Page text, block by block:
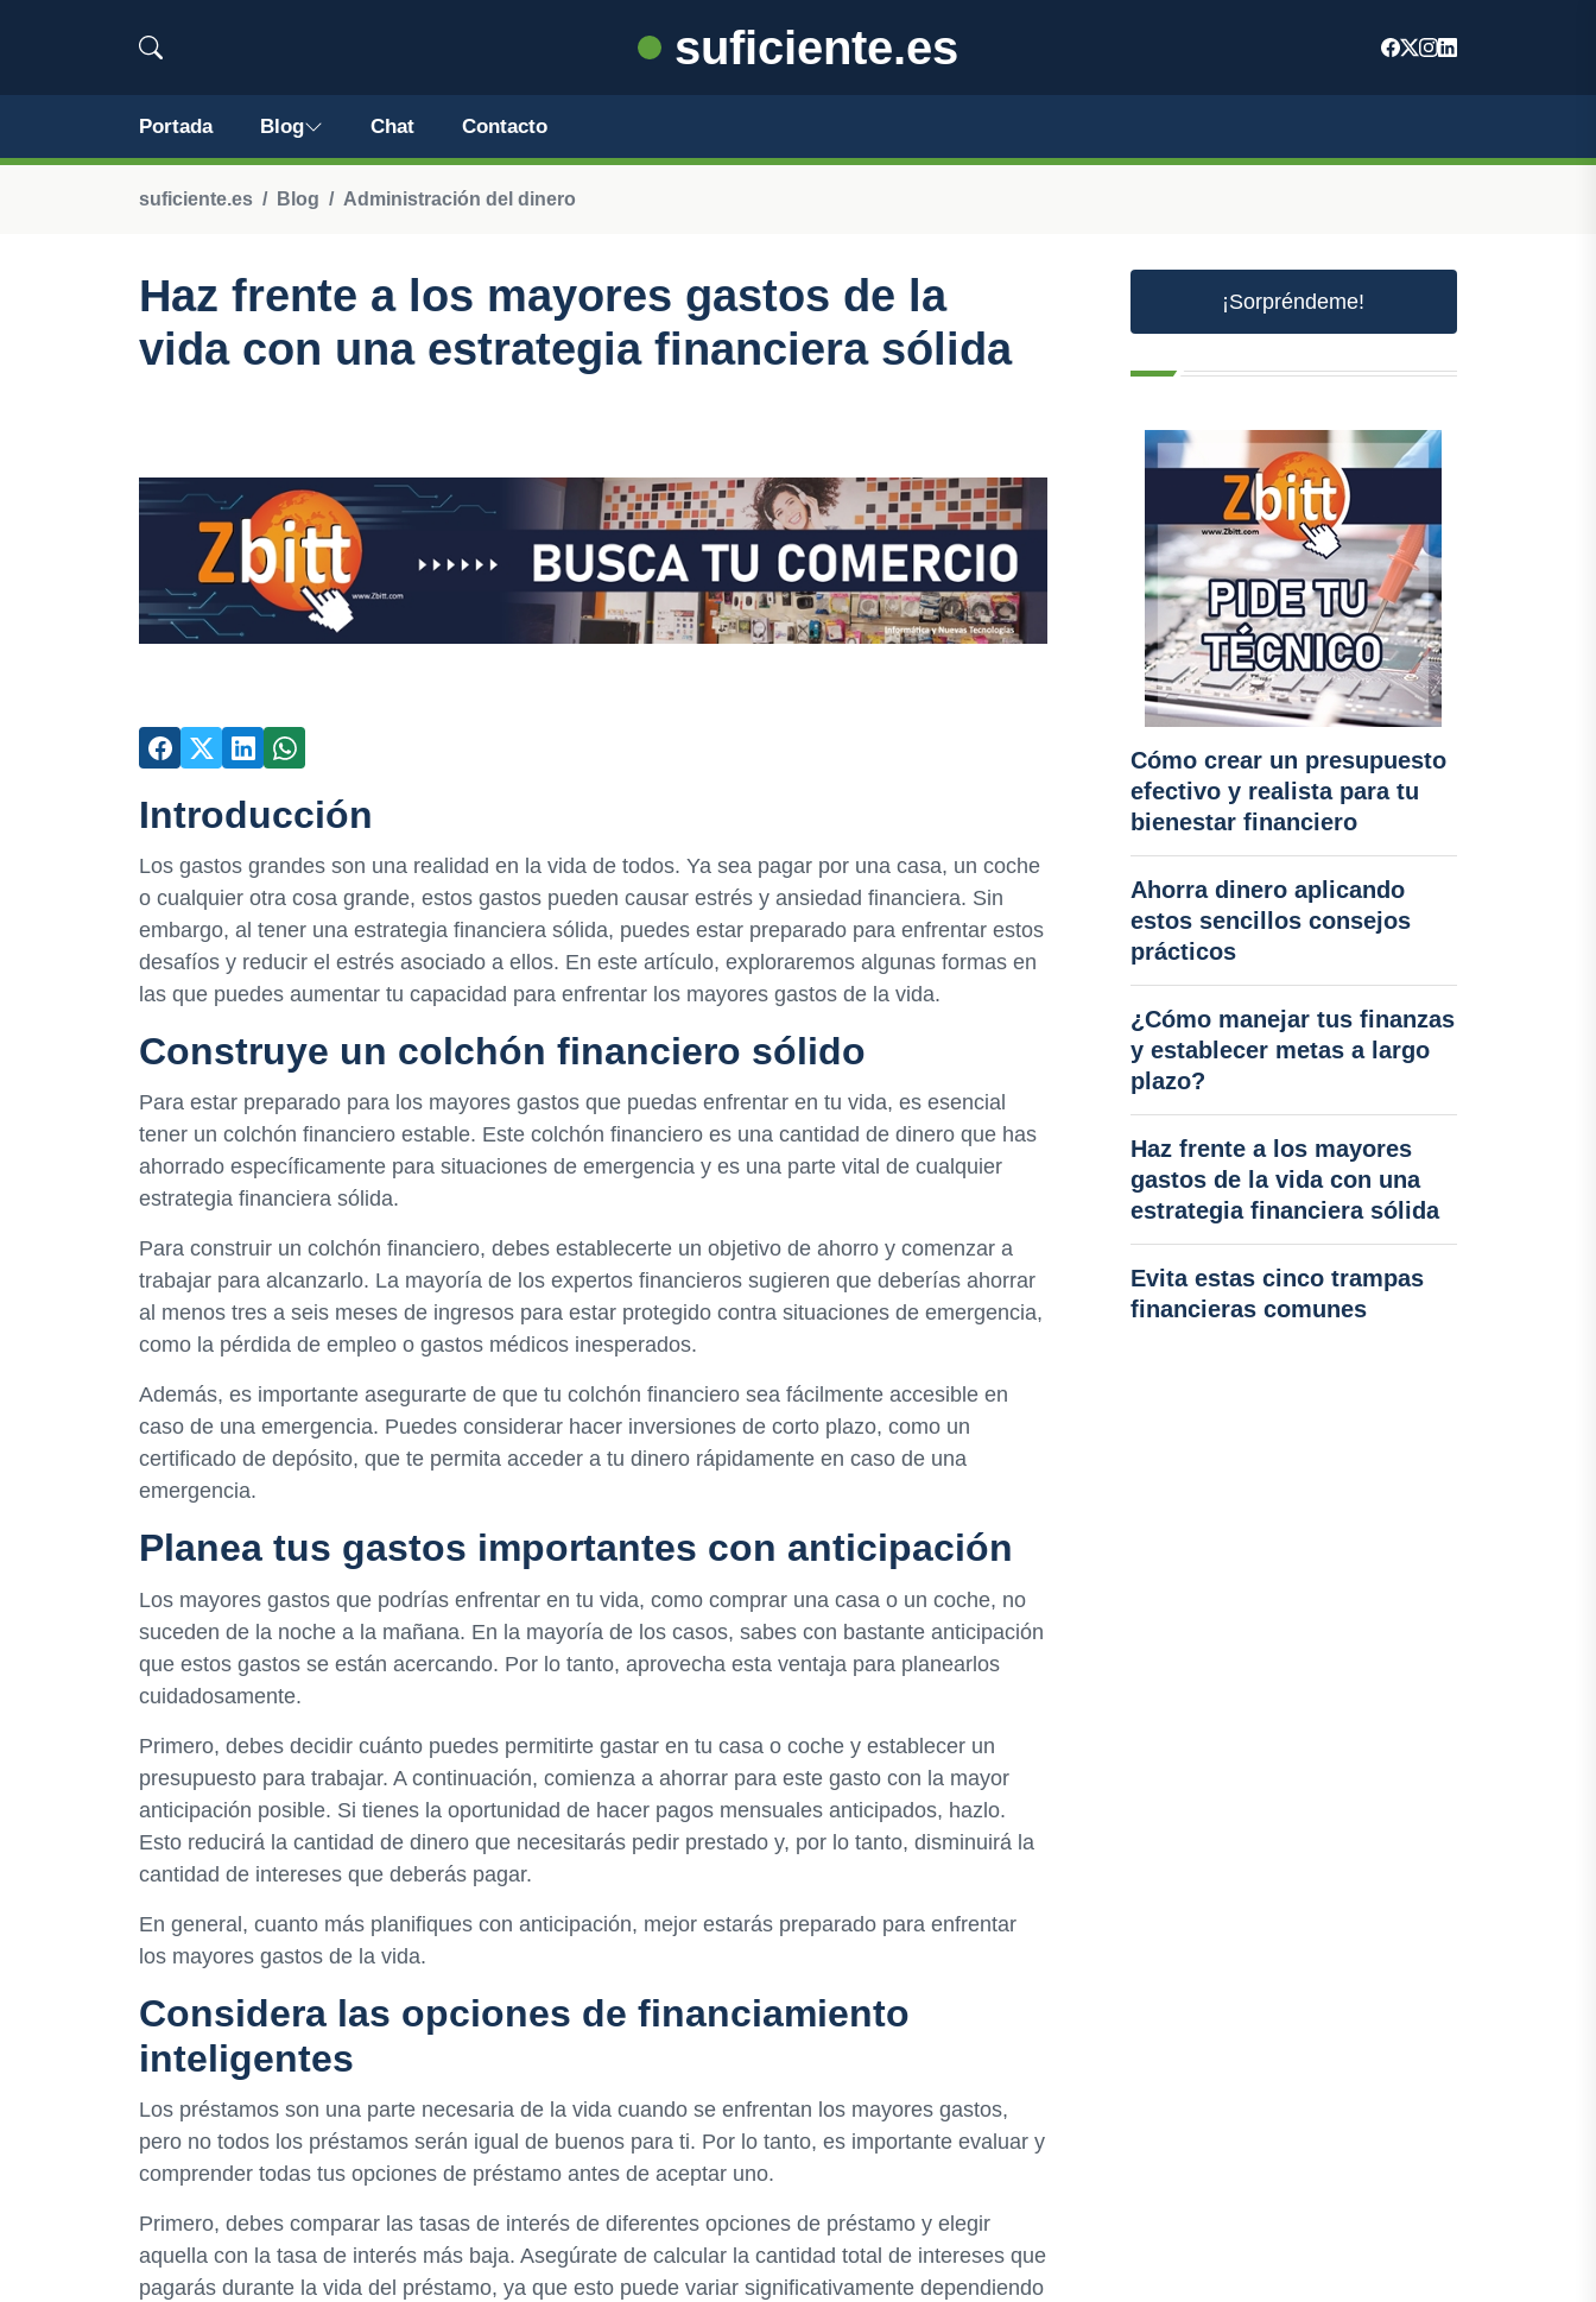
suficiente.es
Portada Blog Chat Contacto
suficiente.es Blog Administración del dinero
Haz frente a los mayores gastos de la
vida con una estrategia financiera sólida
Introducción
Los gastos grandes son una realidad en la vida de todos. Ya sea pagar por una casa, un coche
o cualquier otra cosa grande, estos gastos pueden causar estrés y ansiedad financiera. Sin
embargo, al tener una estrategia financiera sólida, puedes estar preparado para enfrentar estos
desafíos y reducir el estrés asociado a ellos. En este artículo, exploraremos algunas formas en
las que puedes aumentar tu capacidad para enfrentar los mayores gastos de la vida.
Construye un colchón financiero sólido
Para estar preparado para los mayores gastos que puedas enfrentar en tu vida, es esencial
tener un colchón financiero estable. Este colchón financiero es una cantidad de dinero que has
ahorrado específicamente para situaciones de emergencia y es una parte vital de cualquier
estrategia financiera sólida.
Para construir un colchón financiero, debes establecerte un objetivo de ahorro y comenzar a
trabajar para alcanzarlo. La mayoría de los expertos financieros sugieren que deberías ahorrar
al menos tres a seis meses de ingresos para estar protegido contra situaciones de emergencia,
como la pérdida de empleo o gastos médicos inesperados.
Además, es importante asegurarte de que tu colchón financiero sea fácilmente accesible en
caso de una emergencia. Puedes considerar hacer inversiones de corto plazo, como un
certificado de depósito, que te permita acceder a tu dinero rápidamente en caso de una
emergencia.
Planea tus gastos importantes con anticipación
Los mayores gastos que podrías enfrentar en tu vida, como comprar una casa o un coche, no
suceden de la noche a la mañana. En la mayoría de los casos, sabes con bastante anticipación
que estos gastos se están acercando. Por lo tanto, aprovecha esta ventaja para planearlos
cuidadosamente.
Primero, debes decidir cuánto puedes permitirte gastar en tu casa o coche y establecer un
presupuesto para trabajar. A continuación, comienza a ahorrar para este gasto con la mayor
anticipación posible. Si tienes la oportunidad de hacer pagos mensuales anticipados, hazlo.
Esto reducirá la cantidad de dinero que necesitarás pedir prestado y, por lo tanto, disminuirá la
cantidad de intereses que deberás pagar.
En general, cuanto más planifiques con anticipación, mejor estarás preparado para enfrentar
los mayores gastos de la vida.
Considera las opciones de financiamiento
inteligentes
Los préstamos son una parte necesaria de la vida cuando se enfrentan los mayores gastos,
pero no todos los préstamos serán igual de buenos para ti. Por lo tanto, es importante evaluar y
comprender todas tus opciones de préstamo antes de aceptar uno.
Primero, debes comparar las tasas de interés de diferentes opciones de préstamo y elegir
aquella con la tasa de interés más baja. Asegúrate de calcular la cantidad total de intereses que
pagarás durante la vida del préstamo, ya que esto puede variar significativamente dependiendo
¡Sorpréndeme!
Cómo crear un presupuesto
efectivo y realista para tu
bienestar financiero
Ahorra dinero aplicando
estos sencillos consejos
prácticos
¿Cómo manejar tus finanzas
y establecer metas a largo
plazo?
Haz frente a los mayores
gastos de la vida con una
estrategia financiera sólida
Evita estas cinco trampas
financieras comunes